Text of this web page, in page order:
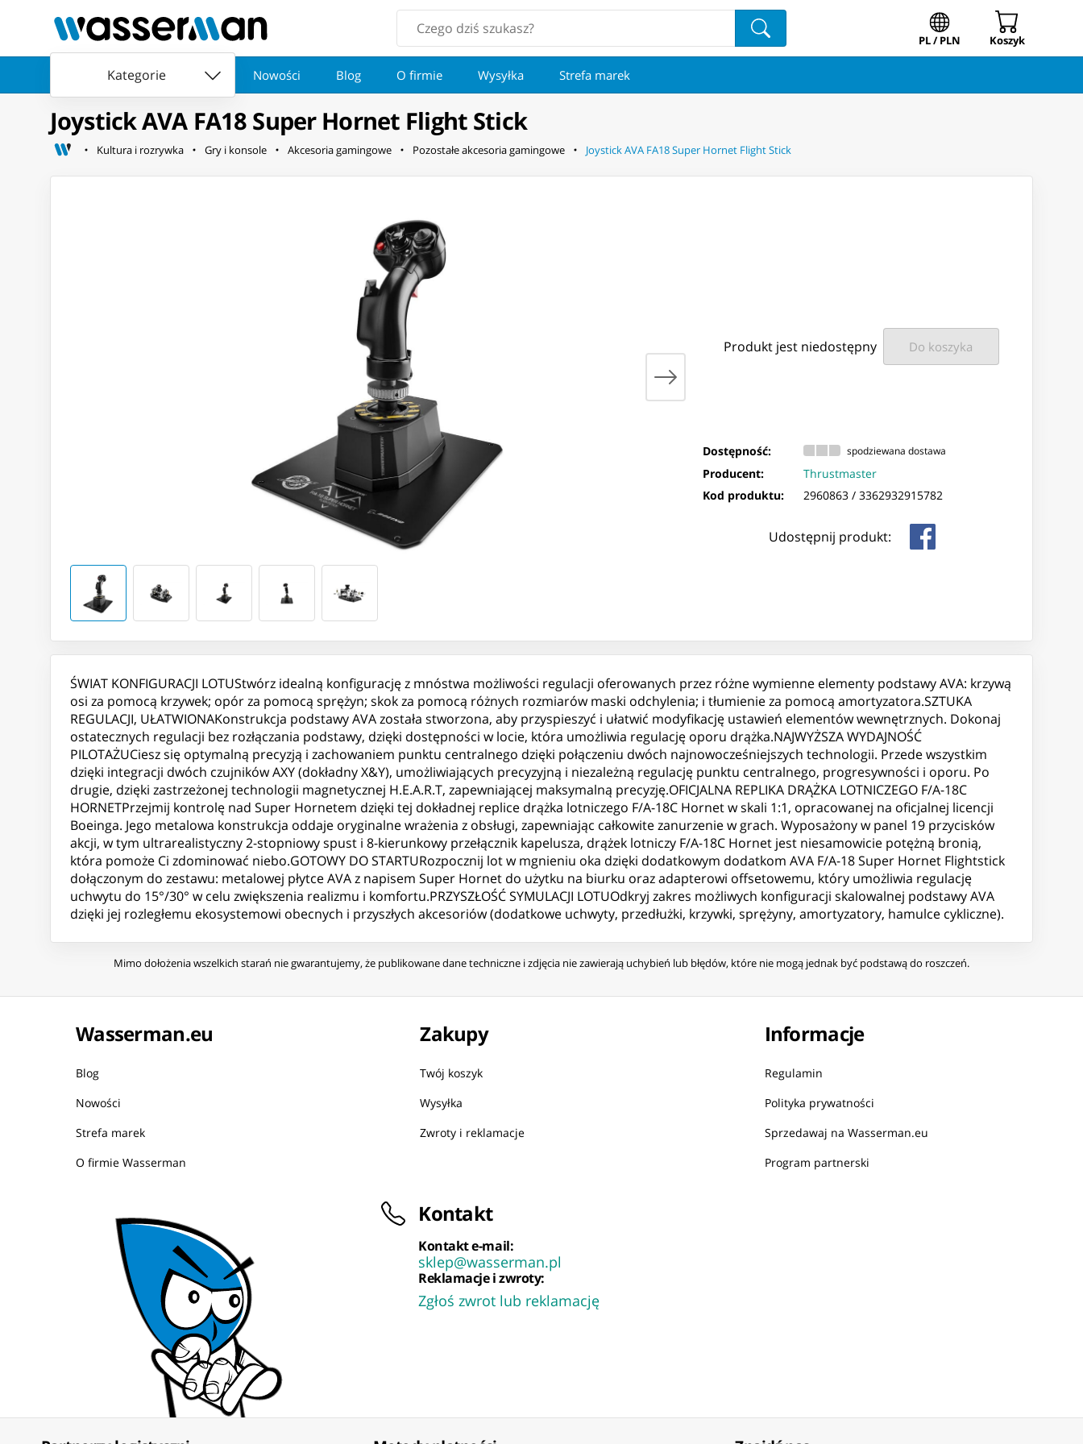
PL / PLN Koszyk
Kategorie Nowości Blog O firmie Wysyłka Strefa marek
Joystick AVA FA18 Super Hornet Flight Stick
Kultura i rozrywka Gry i konsole Akcesoria gamingowe Pozostałe akcesoria gamingowe Joystick AVA FA18 Super Hornet Flight Stick
Produkt jest niedostępny Do koszyka
Dostępność: spodziewana dostawa
Producent:
Thrustmaster
Kod produktu:
2960863 /3362932915782
Udostępnij produkt:
ŚWIAT KONFIGURACJI LOTUStwórz idealną konfigurację z mnóstwa możliwości regulacji oferowanych przez różne wymienne elementy podstawy AVA: krzywą
osi za pomocą krzywek; opór za pomocą sprężyn; skok za pomocą różnych rozmiarów maski odchylenia; i tłumienie za pomocą amortyzatora.SZTUKA
REGULACJI, UŁATWIONAKonstrukcja podstawy AVA została stworzona, aby przyspieszyć i ułatwić modyfikację ustawień elementów wewnętrznych. Dokonaj
ostatecznych regulacji bez rozłączania podstawy, dzięki dostępności w locie, która umożliwia regulację oporu drążka.NAJWYŻSZA WYDAJNOŚĆ
PILOTAŻUCiesz się optymalną precyzją i zachowaniem punktu centralnego dzięki połączeniu dwóch najnowocześniejszych technologii. Przede wszystkim
dzięki integracji dwóch czujników AXY (dokładny X&Y), umożliwiających precyzyjną i niezależną regulację punktu centralnego, progresywności i oporu. Po
drugie, dzięki zastrzeżonej technologii magnetycznej H.E.A.R.T, zapewniającej maksymalną precyzję.OFICJALNA REPLIKA DRĄŻKA LOTNICZEGO F/A-18C
HORNETPrzejmij kontrolę nad Super Hornetem dzięki tej dokładnej replice drążka lotniczego F/A-18C Hornet w skali 1:1, opracowanej na oficjalnej licencji
Boeinga. Jego metalowa konstrukcja oddaje oryginalne wrażenia z obsługi, zapewniając całkowite zanurzenie w grach. Wyposażony w panel 19 przycisków
akcji, w tym ultrarealistyczny 2-stopniowy spust i 8-kierunkowy przełącznik kapelusza, drążek lotniczy F/A-18C Hornet jest niesamowicie potężną bronią,
która pomoże Ci zdominować niebo.GOTOWY DO STARTURozpocznij lot w mgnieniu oka dzięki dodatkowym dodatkom AVA F/A-18 Super Hornet Flightstick
dołączonym do zestawu: metalowej płytce AVA z napisem Super Hornet do użytku na biurku oraz adapterowi offsetowemu, który umożliwia regulację
uchwytu do 15°/30° w celu zwiększenia realizmu i komfortu.PRZYSZŁOŚĆ SYMULACJI LOTUOdkryj zakres możliwych konfiguracji skalowalnej podstawy AVA
dzięki jej rozległemu ekosystemowi obecnych i przyszłych akcesoriów (dodatkowe uchwyty, przedłużki, krzywki, sprężyny, amortyzatory, hamulce cykliczne).
Mimo dołożenia wszelkich starań nie gwarantujemy, że publikowane dane techniczne i zdjęcia nie zawierają uchybień lub błędów, które nie mogą jednak być podstawą do roszczeń.
Wasserman.eu
Blog
Nowości
Strefa marek
O firmie Wasserman
Zakupy
Twój koszyk
Wysyłka
Zwroty i reklamacje
Informacje
Regulamin
Polityka prywatności
Sprzedawaj na Wasserman.eu
Program partnerski
Kontakt
Kontakt e-mail:
sklep@wasserman.pl
Reklamacje i zwroty:
Zgłoś zwrot lub reklamację